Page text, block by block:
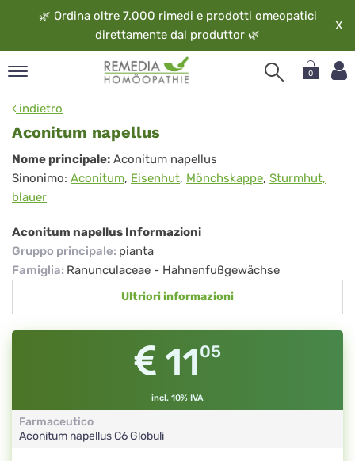
🌿 Ordina oltre 7.000 rimedi e prodotti omeopatici
direttamente dal produttor 🌿
X
0
indietro
Aconitum napellus
Aconitum
napellus
Nome principale: Aconitum napellus
Sinonimo: Aconitum, Eisenhut, Mönchskappe, Sturmhut,
blauer
Aconitum napellus Informazioni
Gruppo principale: pianta
Famiglia: Ranunculaceae - Hahnenfußgewächse
Ultriori informazioni
1105
incl. 10% IVA
Farmaceutico
Aconitum napellusC6Globuli